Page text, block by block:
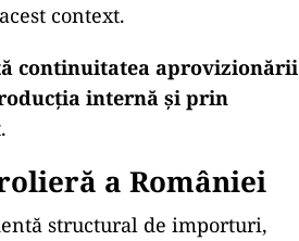
context.
continuitatea aprovizionării
internă și prin
a României
structural de importuri,